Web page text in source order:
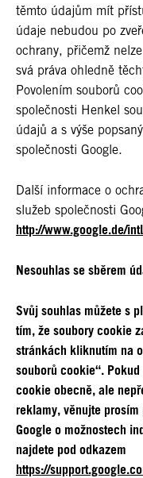
těmto údajům mít
údaje nebudou po
ochrany, přičemž
svá práva ohledně
Povolením souborů
společnosti Henkel
údajů a s výše
společnosti Google.
Další informace o
služeb společnosti
http://www.google.de/
Nesouhlas se sběrem
Svůj souhlas můžete s
tím, že soubory cookie
stránkách kliknutím na
souborů cookie“.
cookie obecně, ale
reklamy, věnujte
Google o možnostech
najdete pod odkazem
https://